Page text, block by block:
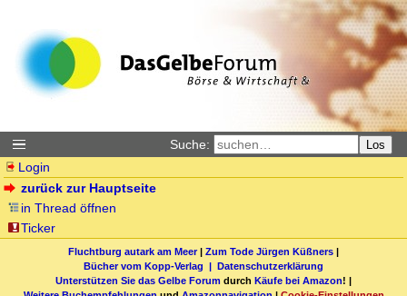
Suche: Los
Login
zurück zur Hauptseite
in Thread öffnen
Ticker
Fluchtburg autark am Meer| Zum Tode Jürgen Küßners |
Bücher vom Kopp-Verlag | Datenschutzerklärung
Unterstützen Sie das Gelbe Forum durch Käufe bei Amazon! |